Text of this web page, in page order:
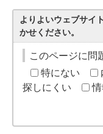
よりよいウェブサイ
かせください。
このページに問
特にない
探しにくい